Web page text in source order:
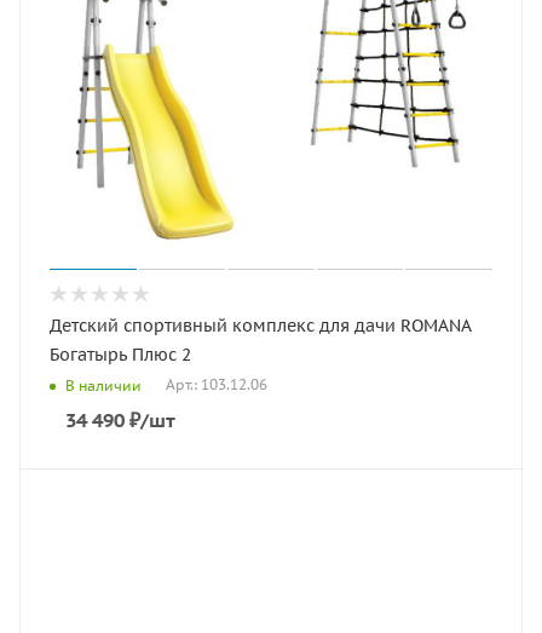
Детский спортивный комплекс для дачи ROMANA
Богатырь Плюс 2
В наличии Арт.: 103.12.06
34 490 ₽/шт